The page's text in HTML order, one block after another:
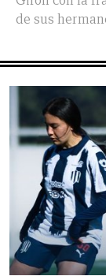
de sus